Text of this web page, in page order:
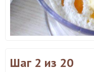
Шаг 2 из 20